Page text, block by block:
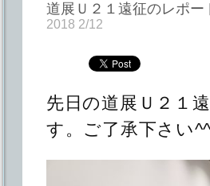
道展Ｕ２１遠征のレポー
2018 2/12
先日の道展Ｕ２１
す。ご了承下さい